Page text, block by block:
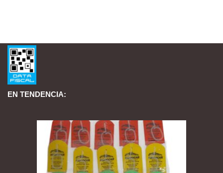
EN TENDENCIA: